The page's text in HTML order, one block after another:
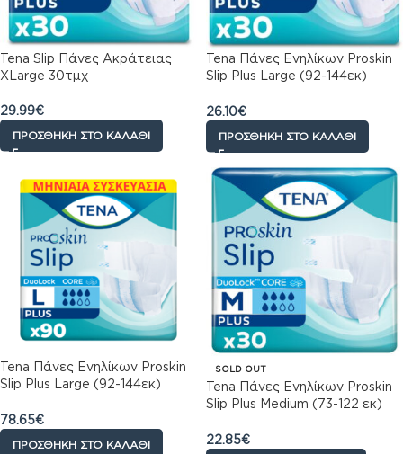
Tena Slip Πάνες Ακράτειας
XLarge 30τμχ
29.99€
ΠΡΟΣΘΉΚΗ ΣΤΟ ΚΑΛΆΘΙ
Tena Πάνες Ενηλίκων Proskin
Slip Plus Large (92-144εκ)
26.10€
ΠΡΟΣΘΉΚΗ ΣΤΟ ΚΑΛΆΘΙ
Tena Πάνες Ενηλίκων Proskin
Slip Plus Large (92-144εκ)
(3*30τεμ)
78.65€
ΠΡΟΣΘΉΚΗ ΣΤΟ ΚΑΛΆΘΙ
SOLD OUT
Tena Πάνες Ενηλίκων Proskin
Slip Plus Medium (73-122 εκ)
22.85€